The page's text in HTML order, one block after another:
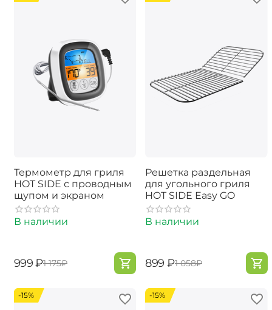
Термометр для гриля
HOT SIDE с проводным
щупом и экраном
В наличии
‍999‍ ₽‍1 175‍₽
Решетка раздельная
для угольного гриля
HOT SIDE Easy GO
В наличии
‍899‍ ₽‍1 058‍₽
-15% -15%